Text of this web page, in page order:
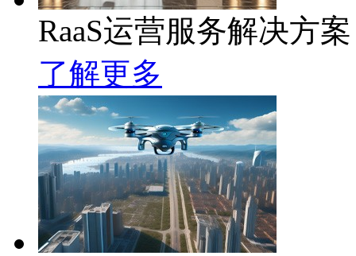
RaaS运营服务解决方案
了解更多